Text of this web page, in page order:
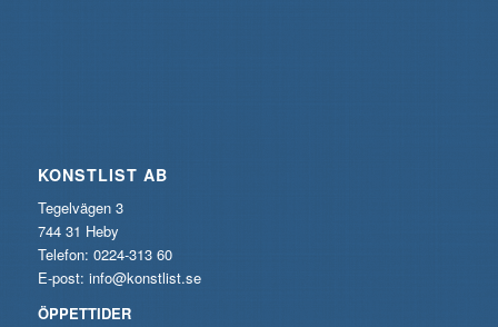
KONSTLIST AB
Tegelvägen 3
744 31 Heby
Telefon: 0224-313 60
E-post: info@konstlist.se
ÖPPETTIDER